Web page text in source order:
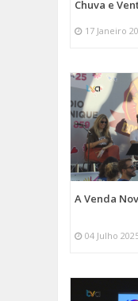
Chuva e
17 Janeiro
A Venda
04 Julho